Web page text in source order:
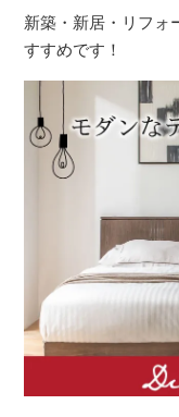
新築・新居・リフォ
すすめです！